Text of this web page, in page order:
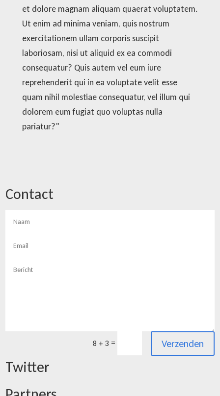
et dolore magnam aliquam quaerat voluptatem.
Ut enim ad minima veniam, quis nostrum
exercitationem ullam corporis suscipit
laboriosam, nisi ut aliquid ex ea commodi
consequatur? Quis autem vel eum iure
reprehenderit qui in ea voluptate velit esse
quam nihil molestiae consequatur, vel illum qui
dolorem eum fugiat quo voluptas nulla
pariatur?"
Contact
8 + 3 = Verzenden
Twitter